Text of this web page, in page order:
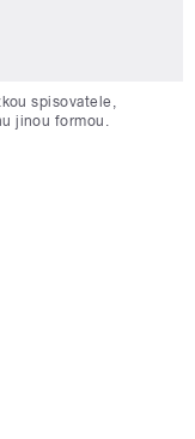
spisovatele,
jinou formou.